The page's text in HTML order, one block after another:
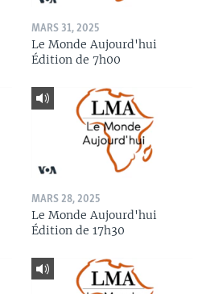
MARS 31, 2025
Le Monde Aujourd'hui
Édition de 7h00
MARS 28, 2025
Le Monde Aujourd'hui
Édition de 17h30